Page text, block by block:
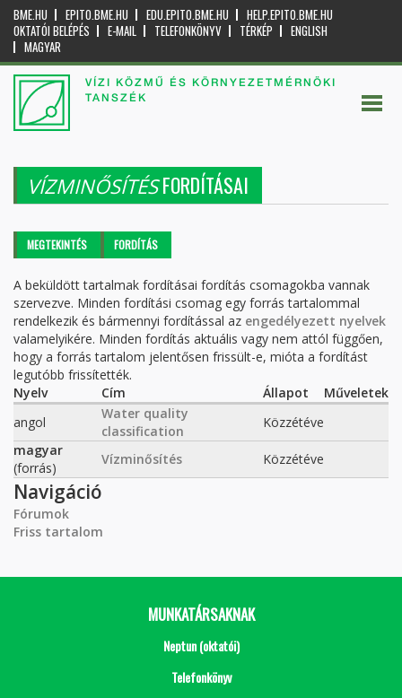
BME.HU EPITO.BME.HU EDU.EPITO.BME.HU
HELP.EPITO.BME.HU
OKTATÓI BELÉPÉS
E-MAIL TELEFONKÖNYV TÉRKÉP
ENGLISH
MAGYAR
VÍZI KÖZMŰ ÉS KÖRNYEZETMÉRNÖKI
TANSZÉK
VÍZMINŐSÍTÉSFORDÍTÁSAI
Elsődleges fülek
MEGTEKINTÉS FORDÍTÁS
A beküldött tartalmak fordításai fordítás csomagokba vannak
szervezve. Minden fordítási csomag egy forrás tartalommal
rendelkezik és bármennyi fordítással az engedélyezett nyelvek
valamelyikére. Minden fordítás aktuális vagy nem attól függően,
hogy a forrás tartalom jelentősen frissült-e, mióta a fordítást
legutóbb frissítették.
Nyelv
Cím Állapot
Műveletek
angol
Water quality
classification
Közzétéve
magyar
(forrás)
Vízminősítés Közzétéve
Navigáció
Fórumok
Friss tartalom
MUNKATÁRSAKNAK
Neptun (oktatói)
Telefonkönyv